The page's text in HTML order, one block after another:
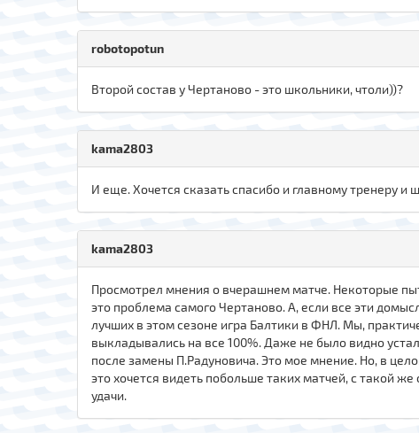
robotopotun
Второй состав у Чертаново - это школьники, чтоли))?
kama2803
И еще. Хочется сказать спасибо и главному тренеру и
kama2803
Просмотрел мнения о вчерашнем матче. Некоторые
это проблема самого Чертаново. А, если все эти
лучших в этом сезоне игра Балтики в ФНЛ. Мы,
выкладывались на все 100%. Даже не было видно
после замены П.Радуновича. Это мое мнение. Но, в
это хочется видеть побольше таких матчей, с такой
удачи.